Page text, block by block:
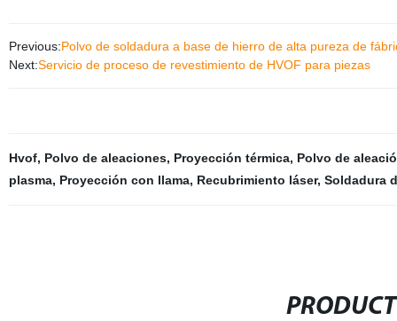
Previous:Polvo de soldadura a base de hierro de alta pureza de
Next:Servicio de proceso de revestimiento de HVOF para piezas
Hvof, Polvo de aleaciones, Proyección térmica, Polvo de
plasma, Proyección con llama, Recubrimiento láser, Soldadura